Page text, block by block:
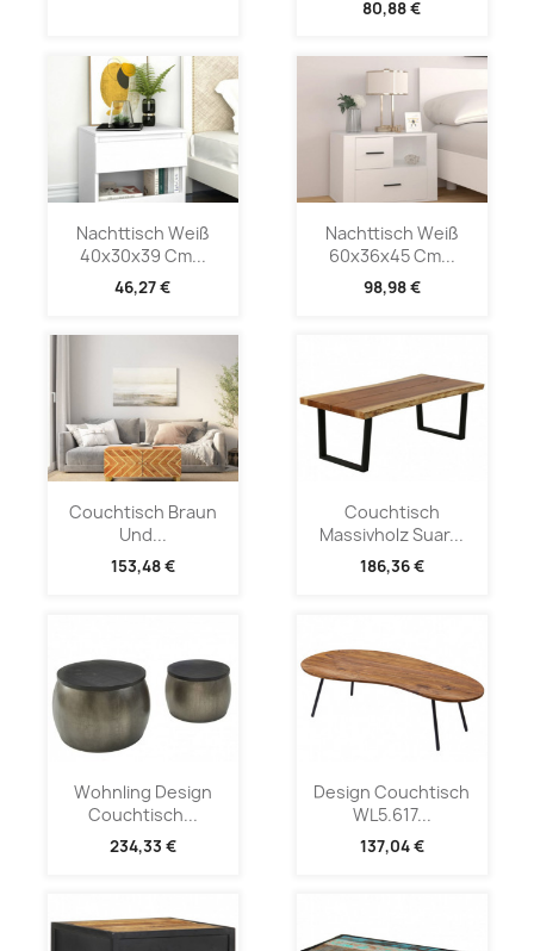
80,88 €
Nachttisch Weiß
40x30x39 Cm...
46,27 €
Nachttisch Weiß
60x36x45 Cm...
98,98 €
Couchtisch Braun
Und...
153,48 €
Couchtisch
Massivholz Suar...
186,36 €
Wohnling Design
Couchtisch...
234,33 €
Design Couchtisch
WL5.617...
137,04 €